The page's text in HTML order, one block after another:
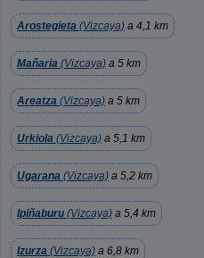
Arostegieta (Vizcaya) a 4,1 km
Mañaria (Vizcaya) a 5 km
Areatza (Vizcaya) a 5 km
Urkiola (Vizcaya) a 5,1 km
Ugarana (Vizcaya) a 5,2 km
Ipiñaburu (Vizcaya) a 5,4 km
Izurza (Vizcaya) a 6,8 km